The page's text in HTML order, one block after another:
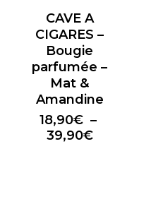
CAVE A
CIGARES –
Bougie
parfumée –
Mat &
Amandine
18,90€ –
39,90€Plage